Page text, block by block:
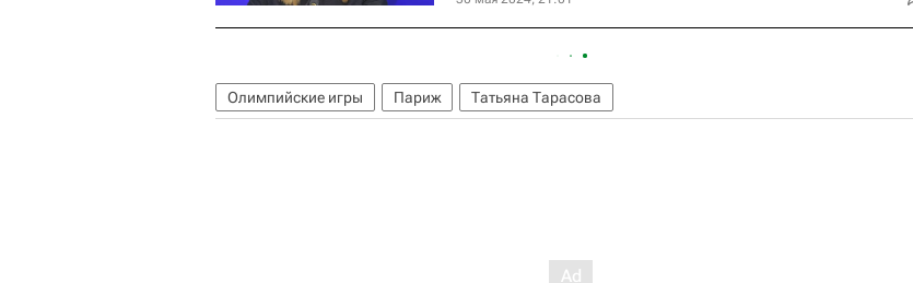
Олимпийские игры Париж Татьяна Тарасова